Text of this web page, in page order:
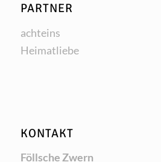
PARTNER
acht­eins
Hei­mat­lie­be
KONTAKT
Föll­sche Zwern